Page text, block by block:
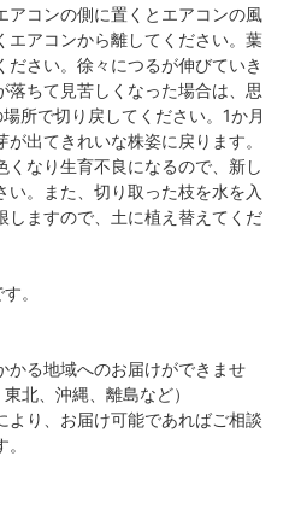
アコンの側に置くとエアコンの風
エアコンから離してください。葉
さい。徐々につるが伸びていき
落ちて見苦しくなった場合は、思
所で切り戻してください。1か月
出てきれいな株姿に戻ります。
なり生育不良になるので、新し
。また、切り取った枝を水を入
しますので、土に植え替えてくだ
。
かる地域へのお届けができませ
北、沖縄、離島など）
より、お届け可能であればご相談